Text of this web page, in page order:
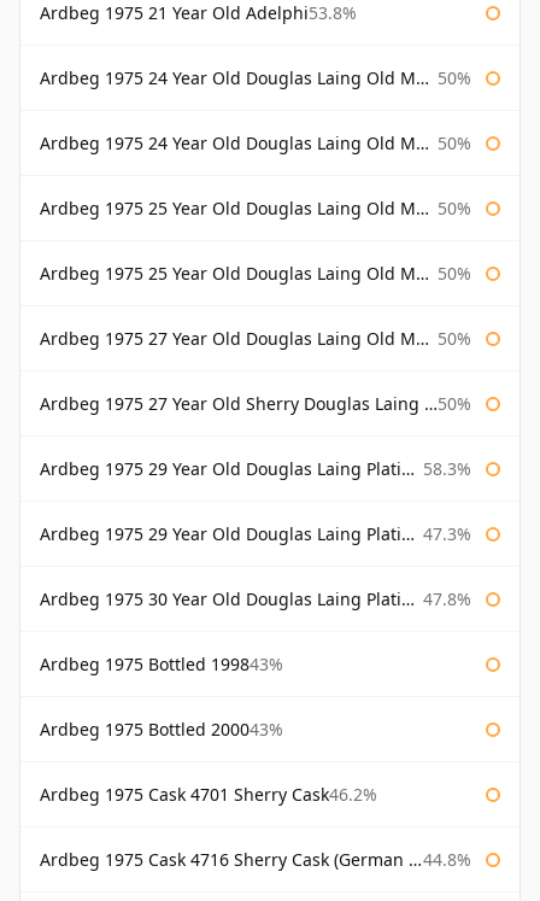
Ardbeg 1975 21 Year Old Adelphi53.8%
Ardbeg 1975 24 Year Old Douglas Laing Old Malt Cask 50%
Ardbeg 1975 24 Year Old Douglas Laing Old Malt Cask Bottled 2000 50%
Ardbeg 1975 25 Year Old Douglas Laing Old Malt Cask 50%
Ardbeg 1975 25 Year Old Douglas Laing Old Malt Cask Bottled 2001 50%
Ardbeg 1975 27 Year Old Douglas Laing Old Malt Cask 50%
Ardbeg 1975 27 Year Old Sherry Douglas Laing Old Malt Cask 50%
Ardbeg 1975 29 Year Old Douglas Laing Platinum Selection 58.3%
Ardbeg 1975 29 Year Old Douglas Laing Platinum Selection Bottled 2004 47.3%
Ardbeg 1975 30 Year Old Douglas Laing Platinum Selection 47.8%
Ardbeg 1975 Bottled 199843%
Ardbeg 1975 Bottled 200043%
Ardbeg 1975 Cask 4701 Sherry Cask46.2%
Ardbeg 1975 Cask 4716 Sherry Cask (German Market) 44.8%